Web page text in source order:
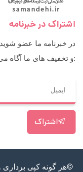
اشتراک در خبرنامه
در خبرنامه ما عضو
و تخفیف های ما آگاه می شوید:
اشتراک
©هر گونه کپی